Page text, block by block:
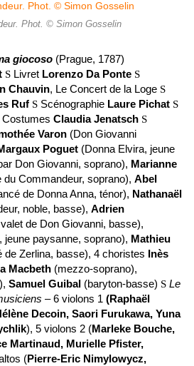
Phot. © Simon Gosselin
giocoso (Prague, 1787)
S Livret Lorenzo Da Ponte S
Chauvin, Le Concert de la Loge S
Ruf S Scénographie Laure Pichat S
Costumes Claudia Jenatsch S
Varon (Don Giovanni
Poguet (Donna Elvira, jeune
Don Giovanni, soprano), Marianne
du Commandeur, soprano), Abel
de Donna Anna, ténor), Nathanaël
noble, basse), Adrien
de Don Giovanni, basse),
jeune paysanne, soprano), Mathieu
de Zerlina, basse), 4 choristes Inès
Macbeth (mezzo-soprano),
Samuel Guibal (baryton-basse) S Le
– 6 violons 1 (Raphaël
Decoin, Saori Furukawa, Yuna
), 5 violons 2 (Marleke Bouche,
Martinaud, Murielle Pfister,
(Pierre-Eric Nimylowycz,